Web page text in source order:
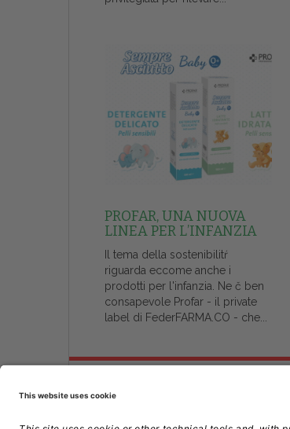
PROFAR, UNA NUOVA
LINEA PER L’INFANZIA
Il tema della sostenibilitŕ
riguarda eccome anche i
prodotti per l'infanzia. Ne č ben
consapevole Profar - il private
label di FederFARMA.CO - che...